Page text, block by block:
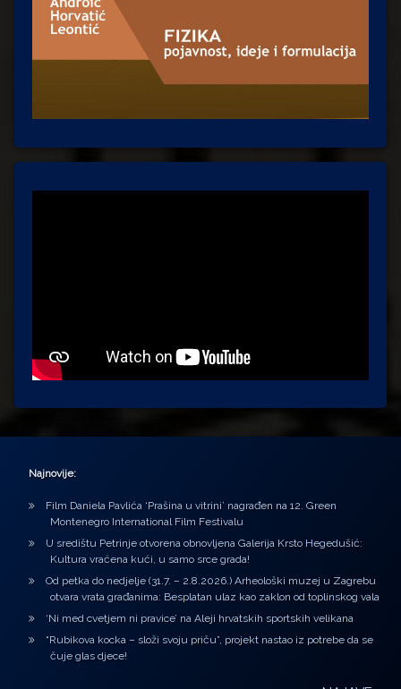
Najnovije:
Film Daniela Pavlića ‘Prašina u vitrini’ nagrađen na 12. Green
Montenegro International Film Festivalu
U središtu Petrinje otvorena obnovljena Galerija Krsto Hegedušić:
Kultura vraćena kući, u samo srce grada!
Od petka do nedjelje (31.7. – 2.8.2026.) Arheološki muzej u Zagrebu
otvara vrata građanima: Besplatan ulaz kao zaklon od toplinskog vala
‘Ni med cvetjem ni pravice’ na Aleji hrvatskih sportskih velikana
“Rubikova kocka – složi svoju priču”, projekt nastao iz potrebe da se
čuje glas djece!